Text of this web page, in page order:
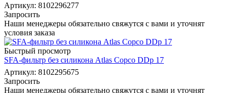
Артикул: 8102296277
Запросить
Наши менеджеры обязательно свяжутся с вами и уточнят
условия заказа
Быстрый просмотр
SFA-фильтр без силикона Atlas Copco DDp 17
Артикул: 8102295675
Запросить
Наши менеджеры обязательно свяжутся с вами и уточнят